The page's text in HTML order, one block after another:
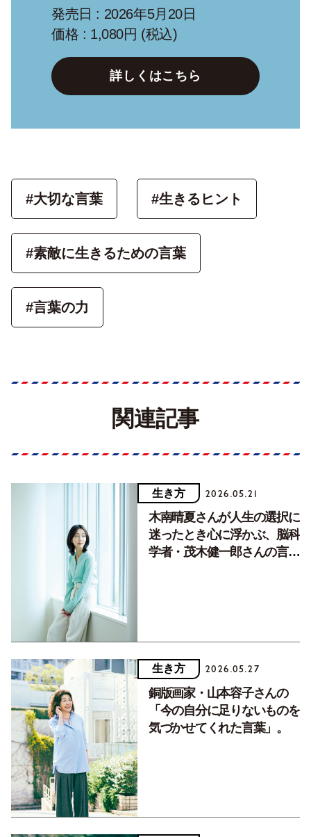
発売日 : 2026年5月20日
価格 : 1,080円 (税込)
詳しくはこちら
#大切な言葉 #生きるヒント
#素敵に生きるための言葉
#言葉の力
関連記事
生き方 2026.05.21
木南晴夏さんが人生の選択に
迷ったとき心に浮かぶ、脳科
学者・茂木健一郎さんの言
生き方 2026.05.27
銅版画家・山本容子さんの
「今の自分に足りないものを
気づかせてくれた言葉」。